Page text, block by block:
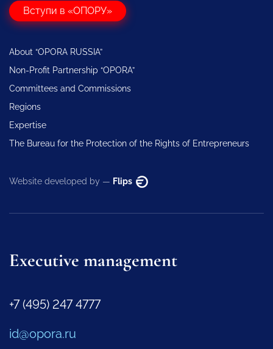
Вступи в «ОПОРУ»
About “OPORA RUSSIA”
Non-Profit Partnership “OPORA”
Committees and Commissions
Regions
Expertise
The Bureau for the Protection of the Rights of Entrepreneurs
Website developed by — Flips
Executive management
+7 (495) 247 4777
id@opora.ru